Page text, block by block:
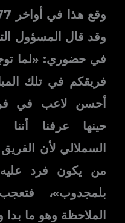
وقد قال المسؤول
في حضوري: «لما
فريقكم في تلك
أحسن لاعب في
حينها عرفنا
السملالي لأن
من يكون فرد عليه
بلمجدوب»،
الملاحظة وهو ما